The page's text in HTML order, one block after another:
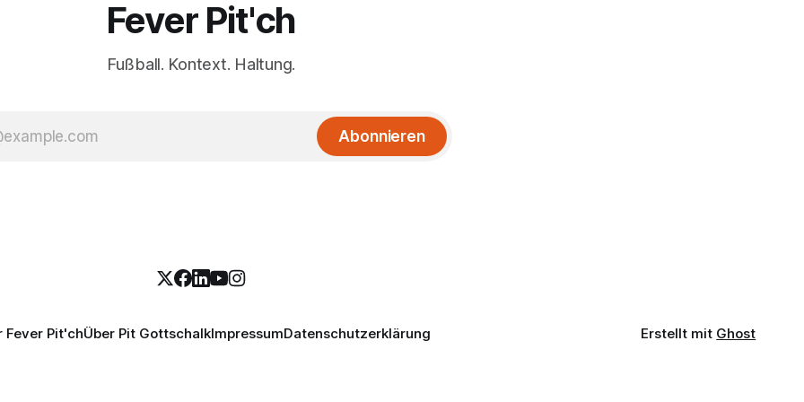
Fever Pit'ch
Fußball. Kontext. Haltung.
Abonnieren
Fever Pit'chÜber Pit GottschalkImpressumDatenschutzerklärung Erstellt mit Ghost